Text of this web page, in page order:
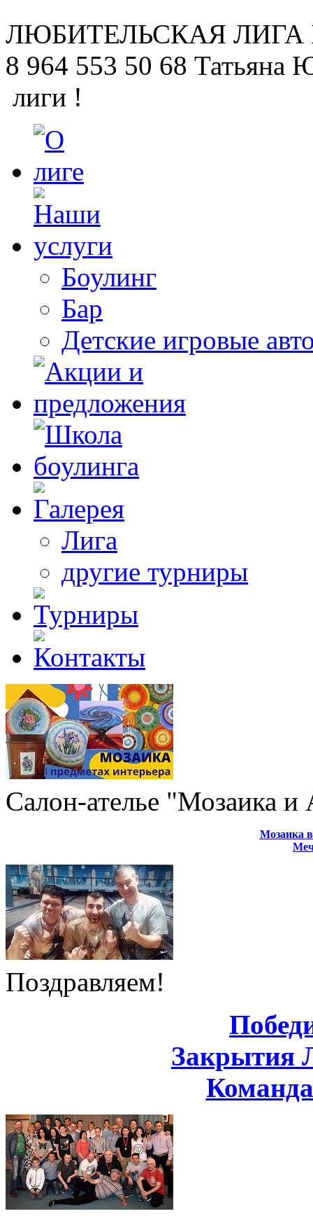
ЛЮБИТЕЛЬСКАЯ ЛИГА
8 964 553 50 68 Татьяна
лиги !
Боулинг
Бар
Детские игровые
Лига
другие турниры
Салон-ателье "Мозаика
Мозаика в
Поздравляем!
Закрытия